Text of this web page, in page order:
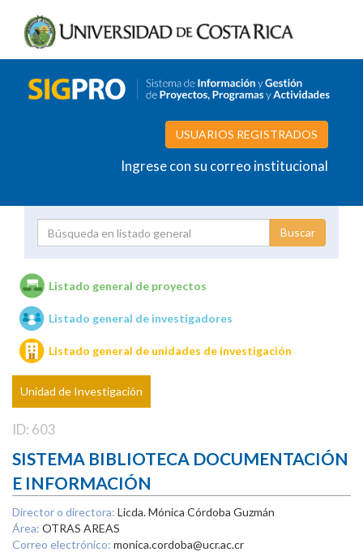
USUARIOS REGISTRADOS
Ingrese con su correo institucional
Unidades de investigación
Listado general de proyectos
Listado general de investigadores
Listado general de unidades de investigación
Unidad de Investigación
ID: 603
SISTEMA BIBLIOTECA DOCUMENTACIÓN
E INFORMACIÓN
Director o directora: Licda. Mónica Córdoba Guzmán
Área: OTRAS AREAS
Correo electrónico: monica.cordoba@ucr.ac.cr